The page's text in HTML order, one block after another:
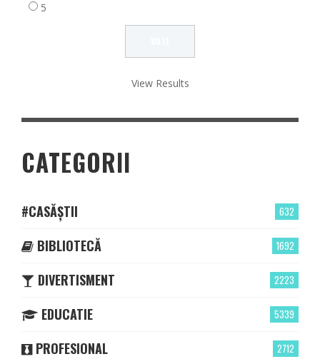
5
View Results
CATEGORII
632
#CASĂȘTII
1692
BIBLIOTECĂ
2223
DIVERTISMENT
5339
EDUCATIE
2712
PROFESIONAL